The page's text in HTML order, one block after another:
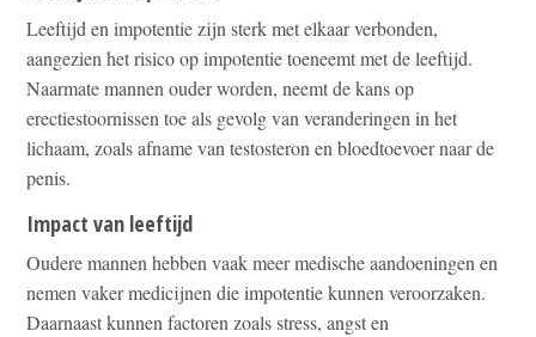
Leeftijd en impotentie zijn sterk met elkaar verbonden,
aangezien het risico op impotentie toeneemt met de leeftijd.
Naarmate mannen ouder worden, neemt de kans op
erectiestoornissen toe als gevolg van veranderingen in het
lichaam, zoals afname van testosteron en bloedtoevoer naar de
penis.
Impact van leeftijd
Oudere mannen hebben vaak meer medische aandoeningen en
nemen vaker medicijnen die impotentie kunnen veroorzaken.
Daarnaast kunnen factoren zoals stress, angst en